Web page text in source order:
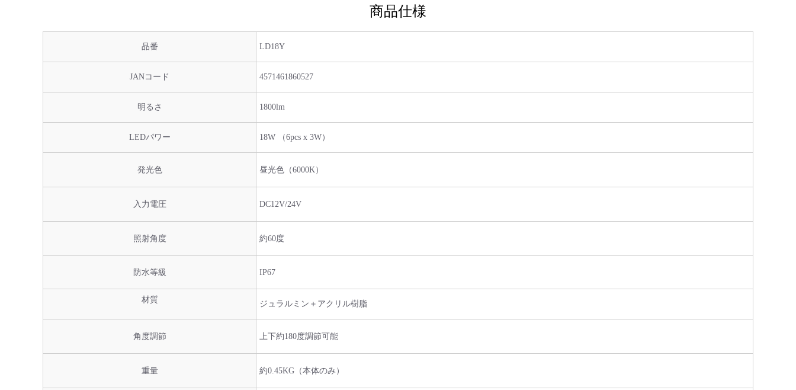
商品仕様
品番 LD18Y
JANコード 4571461860527
明るさ 1800lm
LEDパワー 18W （6pcs x 3W）
発光色 昼光色（6000K）
入力電圧 DC12V/24V
照射角度 約60度
防水等級 IP67
材質 ジュラルミン＋アクリル樹脂
角度調節 上下約180度調節可能
重量 約0.45KG（本体のみ）